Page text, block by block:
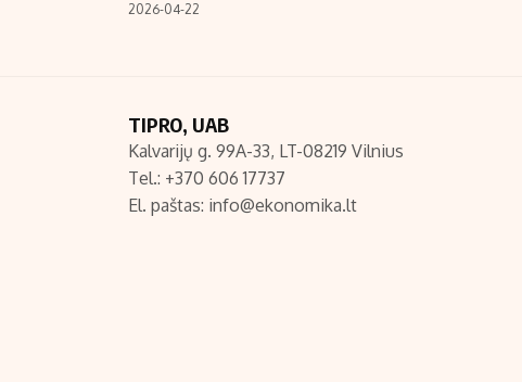
2026-04-22
TIPRO, UAB
Kalvarijų g. 99A-33, LT-08219 Vilnius
Tel.: +370 606 17737
El. paštas: info@ekonomika.lt